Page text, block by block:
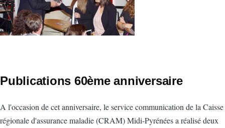
Publications 60ème anniversaire
A l'occasion de cet anniversaire, le service communication de la Caisse
régionale d'assurance maladie (CRAM) Midi-Pyrénées a réalisé deux